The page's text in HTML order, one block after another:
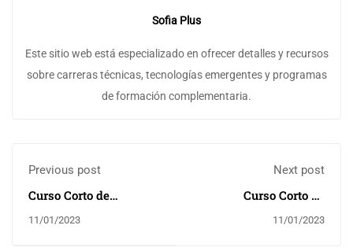
Sofia Plus
Este sitio web está especializado en ofrecer detalles y recursos
sobre carreras técnicas, tecnologías emergentes y programas
de formación complementaria.
Previous post
Curso Corto de
11/01/2023
Next post
Curso Corto de
11/01/2023